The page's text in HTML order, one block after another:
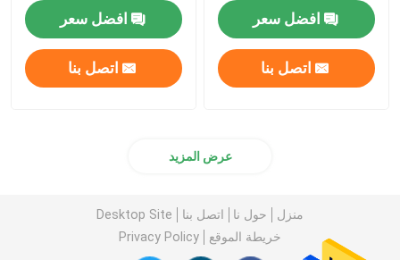
افضل سعر
اتصل بنا
افضل سعر
اتصل بنا
عرض المزيد
منزل حول نا اتصل بنا
Desktop Site
خريطة الموقع
Privacy Policy